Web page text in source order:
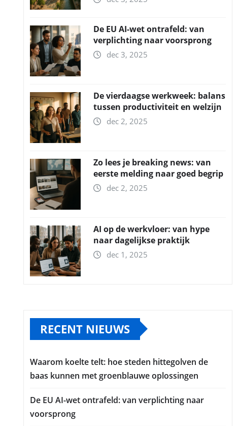
De EU AI-wet ontrafeld: van
verplichting naar voorsprong
dec 3, 2025
De vierdaagse werkweek: balans
tussen productiviteit en welzijn
dec 2, 2025
Zo lees je breaking news: van
eerste melding naar goed begrip
dec 2, 2025
AI op de werkvloer: van hype
naar dagelijkse praktijk
dec 1, 2025
RECENT NIEUWS
Waarom koelte telt: hoe steden hittegolven de
baas kunnen met groenblauwe oplossingen
De EU AI-wet ontrafeld: van verplichting naar
voorsprong